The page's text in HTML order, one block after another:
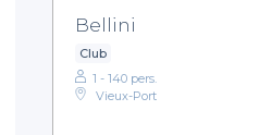
Bellini
Club
1 - 140 pers.
Vieux-Port